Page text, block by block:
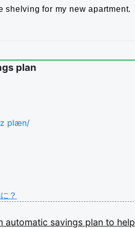
shelving for my new apartment.
plan
plæn/
？
automatic savings plan to help